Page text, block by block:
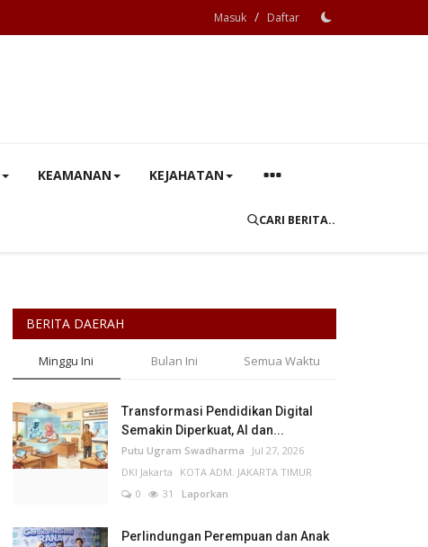
Masuk / Daftar
KEAMANAN KEJAHATAN
CARI BERITA..
BERITA DAERAH
Minggu Ini Bulan Ini Semua Waktu
Transformasi Pendidikan Digital
Semakin Diperkuat, AI dan...
Putu Ugram Swadharma
Jul 27, 2026
DKI Jakarta
KOTA ADM. JAKARTA TIMUR
0
31 Laporkan
Perlindungan Perempuan dan Anak